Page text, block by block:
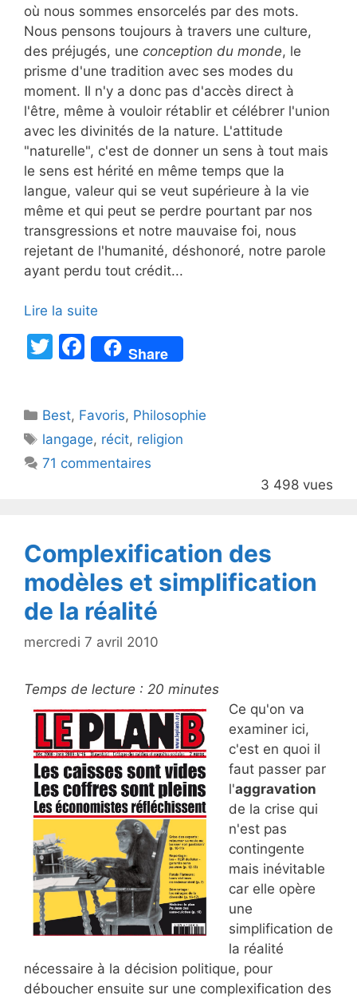
où nous sommes ensorcelés par des mots.
Nous pensons toujours à travers une culture,
des préjugés, une conception du monde, le
prisme d'une tradition avec ses modes du
moment. Il n'y a donc pas d'accès direct à
l'être, même à vouloir rétablir et célébrer l'union
avec les divinités de la nature. L'attitude
"naturelle", c'est de donner un sens à tout mais
le sens est hérité en même temps que la
langue, valeur qui se veut supérieure à la vie
même et qui peut se perdre pourtant par nos
transgressions et notre mauvaise foi, nous
rejetant de l'humanité, déshonoré, notre parole
ayant perdu tout crédit...
Lire la suite
T
er
F
a
e
b
o
Share
Catégories
Best, Favoris, Philosophie
Étiquettes
langage, récit, religion
71 commentaires
3 498 vues
Complexification des
modèles et simplification
de la réalité
mercredi 7 avril 2010
Temps de lecture : 20 minutes
Ce qu'on va
examiner ici,
c'est en quoi il
faut passer par
l'aggravation
de la crise qui
n'est pas
contingente
mais inévitable
car elle opère
une
simplification de
la réalité
nécessaire à la décision politique, pour
déboucher ensuite sur une complexification des